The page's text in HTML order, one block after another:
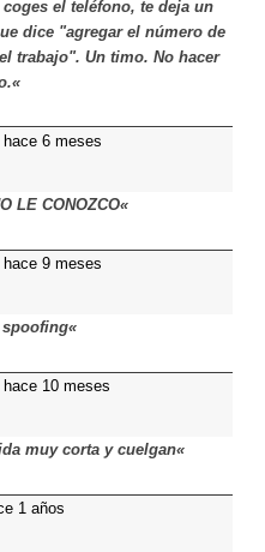
el teléfono, te deja un
dice "agregar el número de
trabajo". Un timo. No hacer
6 meses
LE CONOZCO«
9 meses
10 meses
muy corta y cuelgan«
1 años